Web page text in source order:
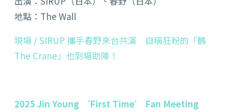
地點：The Wall
現場 / SIRUP 攜手春野來台共演 自稱狂粉的「鶴
The Crane」也到場助陣！
2025 Jin Young ‘First Time’ Fan Meeting